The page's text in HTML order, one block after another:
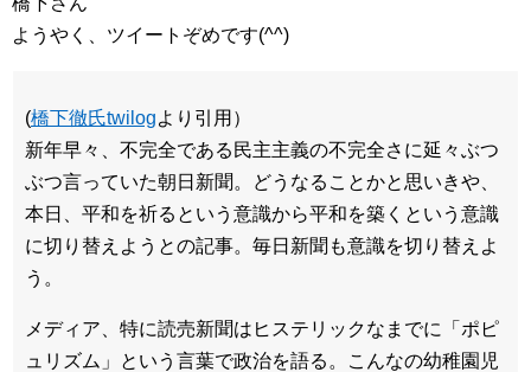
ようやく、ツイートぞめです(^^)
(橋下徹氏twilogより引用）
新年早々、不完全である民主主義の不完全さに延々ぶつ
ぶつ言っていた朝日新聞。どうなることかと思いきや、
本日、平和を祈るという意識から平和を築くという意識
に切り替えようとの記事。毎日新聞も意識を切り替えよ
う。
メディア、特に読売新聞はヒステリックなまでに「ポピ
ュリズム」という言葉で政治を語る。こんなの幼稚園児